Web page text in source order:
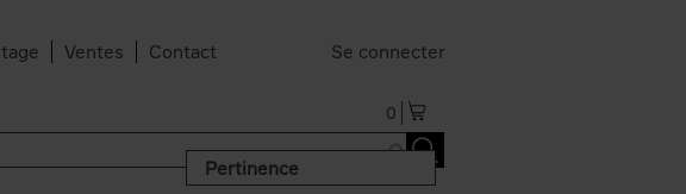
Ventes Contact Se connecter
0
Pertinence